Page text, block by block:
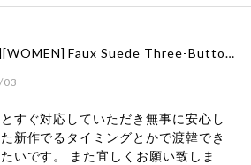
[COOR][WOMEN] Faux Suede Three-Button Blazer (Dark Brown) 正規品 韓国ブランド 韓国通販 韓国代行 韓国ファッション クール クーア クアー 日本 店舗
すぐ対応していただき無事に安心し
新作でるタイミングとかで渡韓でき
いです。 また宜しくお願い致しま